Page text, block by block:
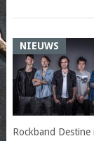
NIEUWS
Rockband